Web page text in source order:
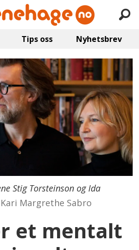
Tips oss Nyhetsbrev
Stig Torsteinson og Ida
Margrethe Sabro
et mentalt